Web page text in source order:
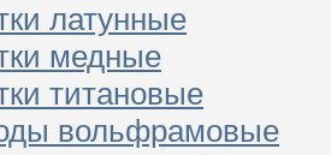
латунные
медные
титановые
вольфрамовые